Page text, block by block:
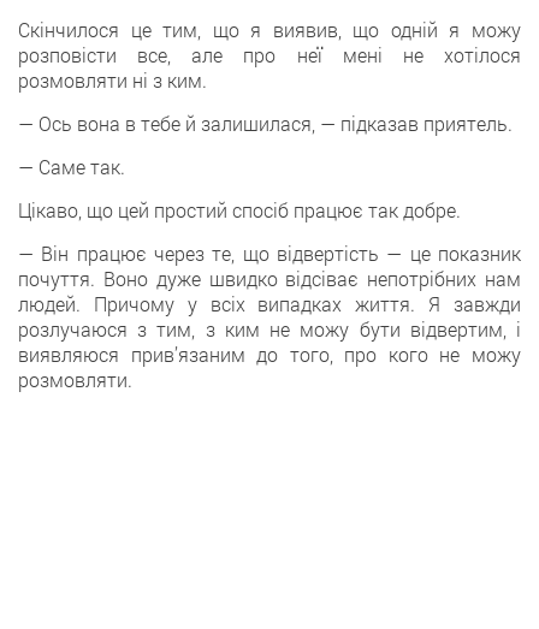
Скінчилося це тим, що я виявив, що одній я можу
розповісти все, але про неї мені не хотілося
розмовляти ні з ким.
— Ось вона в тебе й залишилася, — підказав приятель.
— Саме так.
Цікаво, що цей простий спосіб працює так добре.
— Він працює через те, що відвертість — це показник
почуття. Воно дуже швидко відсіває непотрібних нам
людей. Причому у всіх випадках життя. Я завжди
розлучаюся з тим, з ким не можу бути відвертим, і
виявляюся прив’язаним до того, про кого не можу
розмовляти.